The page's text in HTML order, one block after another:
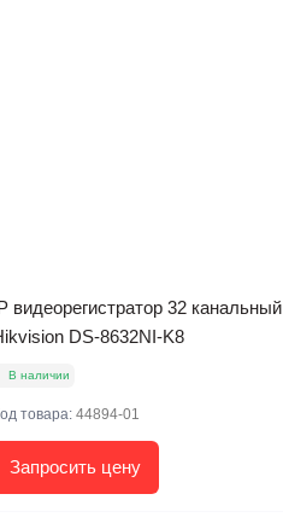
видеорегистратор 32 канальный
DS-8632NI-K8
В наличии
товара:44894-01
Запросить цену